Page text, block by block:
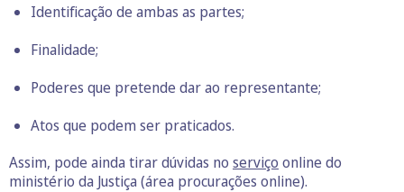
Identificação de ambas as partes;
Finalidade;
Poderes que pretende dar ao representante;
Atos que podem ser praticados.
Assim, pode ainda tirar dúvidas no serviço online do
ministério da Justiça (área procurações online).